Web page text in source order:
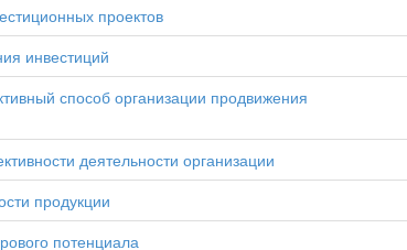
проектов
инвестиций
способ организации продвижения
деятельности организации
продукции
потенциала